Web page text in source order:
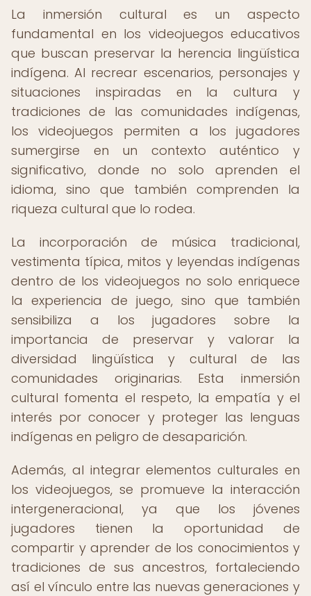
La inmersión cultural es un aspecto
fundamental en los videojuegos educativos
que buscan preservar la herencia lingüística
indígena. Al recrear escenarios, personajes y
situaciones inspiradas en la cultura y
tradiciones de las comunidades indígenas,
los videojuegos permiten a los jugadores
sumergirse en un contexto auténtico y
significativo, donde no solo aprenden el
idioma, sino que también comprenden la
riqueza cultural que lo rodea.
La incorporación de música tradicional,
vestimenta típica, mitos y leyendas indígenas
dentro de los videojuegos no solo enriquece
la experiencia de juego, sino que también
sensibiliza a los jugadores sobre la
importancia de preservar y valorar la
diversidad lingüística y cultural de las
comunidades originarias. Esta inmersión
cultural fomenta el respeto, la empatía y el
interés por conocer y proteger las lenguas
indígenas en peligro de desaparición.
Además, al integrar elementos culturales en
los videojuegos, se promueve la interacción
intergeneracional, ya que los jóvenes
jugadores tienen la oportunidad de
compartir y aprender de los conocimientos y
tradiciones de sus ancestros, fortaleciendo
así el vínculo entre las nuevas generaciones y